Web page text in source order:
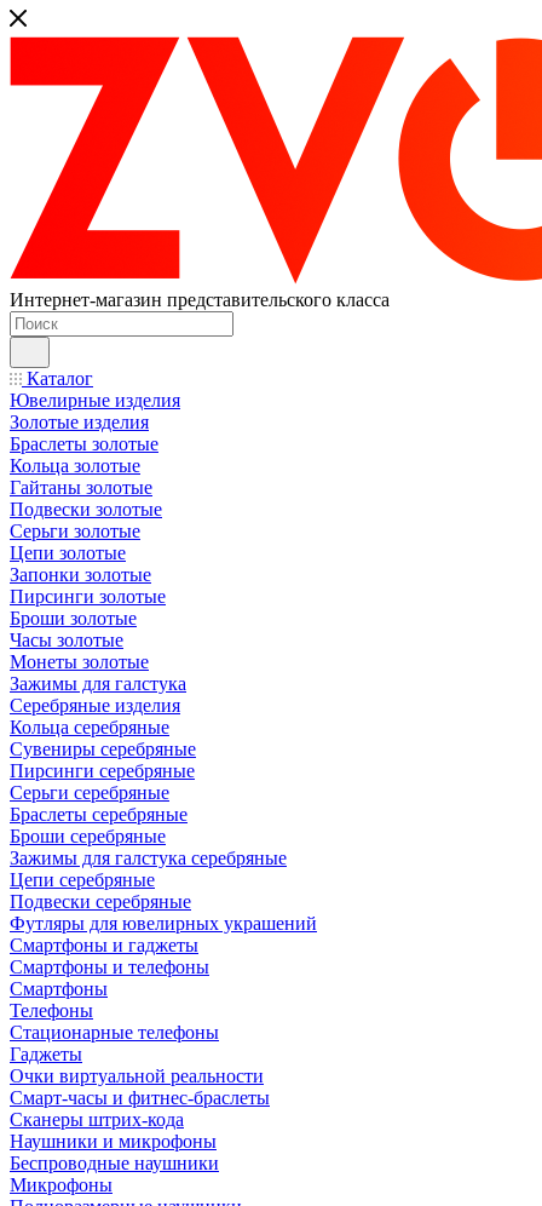
Интернет-магазин представительского класса
Каталог
Ювелирные изделия
Золотые изделия
Браслеты золотые
Кольца золотые
Гайтаны золотые
Подвески золотые
Серьги золотые
Цепи золотые
Запонки золотые
Пирсинги золотые
Броши золотые
Часы золотые
Монеты золотые
Зажимы для галстука
Серебряные изделия
Кольца серебряные
Сувениры серебряные
Пирсинги серебряные
Серьги серебряные
Браслеты серебряные
Броши серебряные
Зажимы для галстука серебряные
Цепи серебряные
Подвески серебряные
Футляры для ювелирных украшений
Смартфоны и гаджеты
Смартфоны и телефоны
Смартфоны
Телефоны
Стационарные телефоны
Гаджеты
Очки виртуальной реальности
Смарт-часы и фитнес-браслеты
Сканеры штрих-кода
Наушники и микрофоны
Беспроводные наушники
Микрофоны